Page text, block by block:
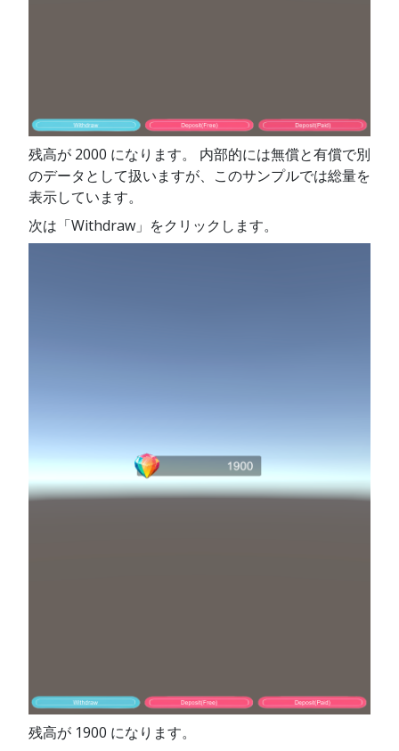
残高が 2000 になります。 内部的には無償と有償で別
のデータとして扱いますが、このサンプルでは総量を
表示しています。
次は「Withdraw」をクリックします。
残高が 1900 になります。